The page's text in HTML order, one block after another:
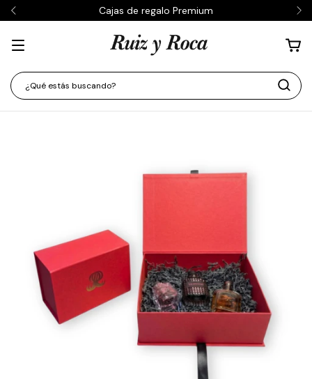
Cajas de regalo Premium